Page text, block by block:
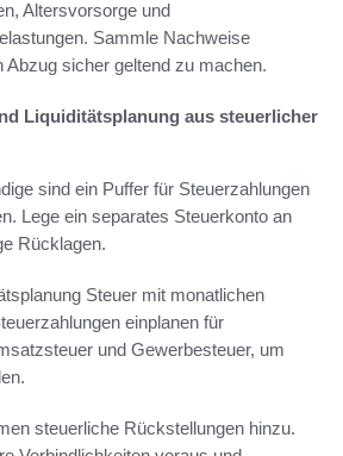
Altersvorsorge und
Sammle Nachweise
sicher geltend zu machen.
Liquiditätsplanung aus steuerlicher
sind ein Puffer für Steuerzahlungen
Lege ein separates Steuerkonto an
Rücklagen.
Steuer mit monatlichen
einplanen für
und Gewerbesteuer, um
steuerliche Rückstellungen hinzu.